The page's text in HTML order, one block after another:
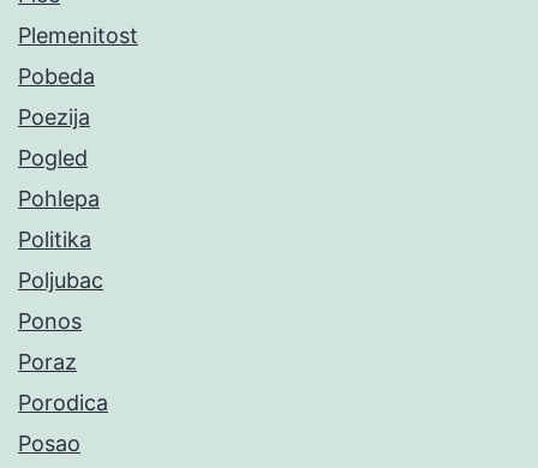
Plemenitost
Pobeda
Poezija
Pogled
Pohlepa
Politika
Poljubac
Ponos
Poraz
Porodica
Posao